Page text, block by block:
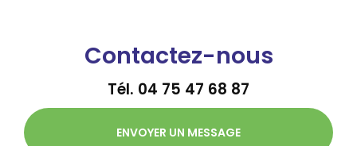
Contactez-nous
Tél. 04 75 47 68 87
ENVOYER UN MESSAGE